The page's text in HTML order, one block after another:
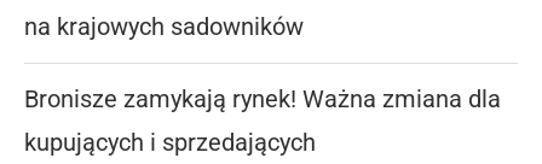
na krajowych sadowników
Bronisze zamykają rynek! Ważna zmiana dla
kupujących i sprzedających